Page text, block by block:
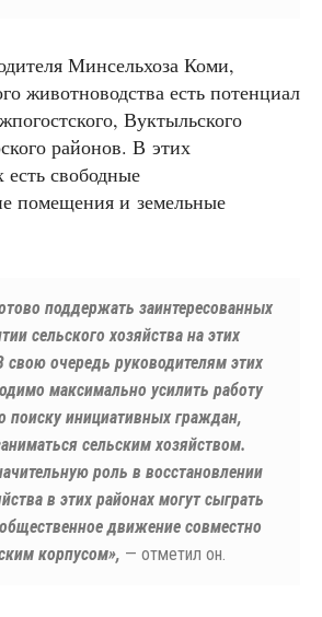
Минсельхоза Коми,
животноводства есть потенциал
Вуктыльского
районов. В этих
свободные
помещения и земельные
поддержать заинтересованных
сельского хозяйства на этих
свою очередь руководителям этих
максимально усилить работу
поиску инициативных граждан,
сельским хозяйством.
роль в восстановлении
в этих районах могут сыграть
движение совместно
корпусом», — отметил он.